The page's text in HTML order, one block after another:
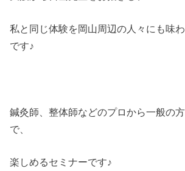
私と同じ体験を岡山周辺の人々にも味
です♪
鍼灸師、整体師などのプロから一般の
で、
楽しめるセミナーです♪